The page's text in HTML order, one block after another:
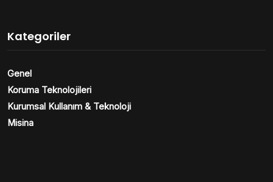
Kategoriler
Genel
Koruma Teknolojileri
Kurumsal Kullanım & Teknoloji
Misina